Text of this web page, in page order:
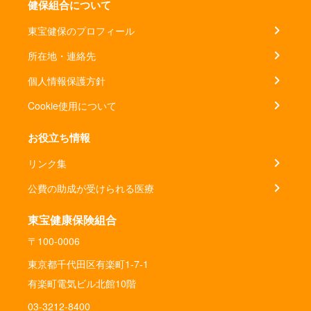
健保組合について
東宝健保のプロフィール
所在地・連絡先
個人情報保護方針
Cookie使用について
お役立ち情報
リンク集
公費の助成が受けられる医療
東宝健康保険組合
〒100-0006
東京都千代田区有楽町1-7-1
有楽町電気ビル北館10階
03-3212-8400